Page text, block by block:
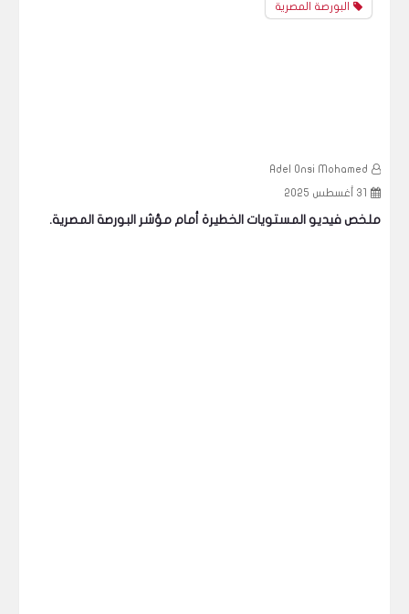
البورصة المصرية
Adel Onsi Mohamed
31 أغسطس 2025
ملخص فيديو المستويات الخطيرة أمام مؤشر البورصة المصرية.